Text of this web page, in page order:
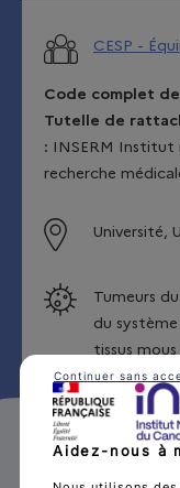
CESP -
Code complet
Tutelle de
: INSERM Institut
recherche
Université,
Tumeurs
du
tissus
Tumeurs
et autres
Tumeurs
Aidez-nous à
Continuer sans